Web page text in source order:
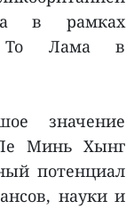
в рамках
То Лама в
значение
Минь Хынг
потенциал
науки и